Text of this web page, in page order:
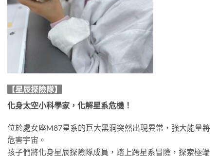
【星辰探險隊】
化身太空小科學家，化解星系危機！
位於處女座M87星系的巨大黑洞突然出現異常，強大能量將
危害宇宙。
孩子們將化身星辰探險隊成員，踏上跨星系冒險，探索極端